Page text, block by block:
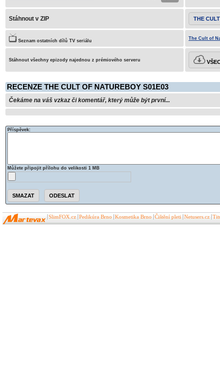
Stáhnout v ZIP THE
Seznam ostatních dílů TV seriálu The Cult of
Stáhnout všechny epizody najednou z prémiového serveru
RECENZE THE CULT OF NATUREBOY S01E03
Čekáme na váš vzkaz či komentář, který může být první...
Příspěvek:
Můžete připojit přílohu do velikosti 1 MB
SlimFOX.cz Pedikúra Brno Kosmetika Brno Čištění pleti Netusers.cz